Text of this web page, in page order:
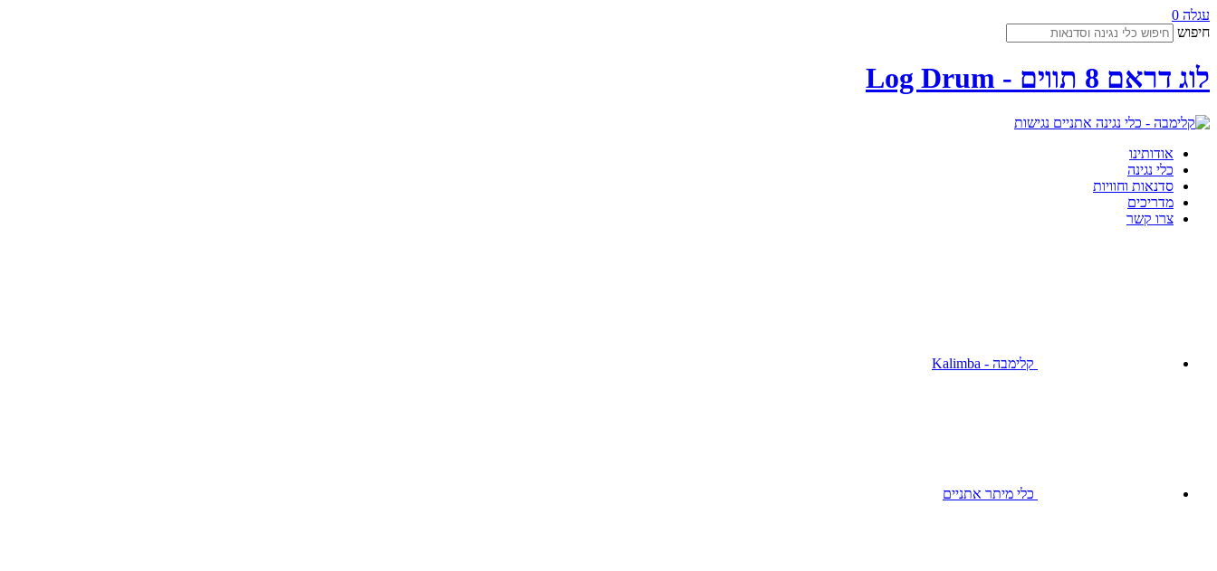
עגלה 0
חיפוש
לוג דראם 8 תווים - Log Drum
נגישות
אודותינו
כלי נגינה
סדנאות וחוויות
מדריכים
צרו קשר
קלימבה - Kalimba
כלי מיתר אתניים